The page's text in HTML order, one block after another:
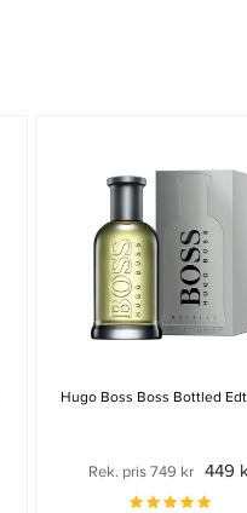
Hugo Boss Boss Bottled
Rek. pris 749 kr 449